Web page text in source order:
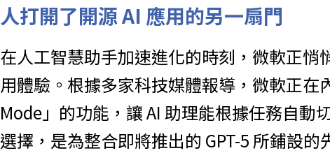
人打開了開源 AI 應用的另一扇門
在人工智慧助手加速進化的時刻，微軟正
用體驗。根據多家科技媒體報導，微軟正
Mode」的功能，讓 AI 助理能根據任務自動
選擇，是為整合即將推出的 GPT-5 所鋪設的